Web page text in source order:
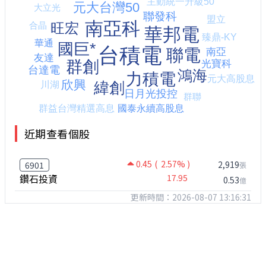
近期查看個股
6901 0.45 ( 2.57% )
鑽石投資 17.95
2,919張
0.53億
更新時間：2026-08-07 13:16:31